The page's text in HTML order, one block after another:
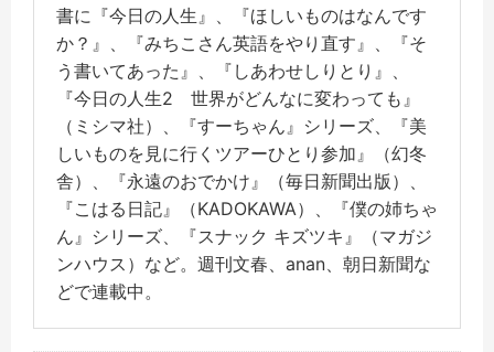
書に『今日の人生』、『ほしいものはなんです
か？』、『みちこさん英語をやり直す』、『そ
う書いてあった』、『しあわせしりとり』、
『今日の人生2 世界がどんなに変わっても』
（ミシマ社）、『すーちゃん』シリーズ、『美
しいものを見に行くツアーひとり参加』（幻冬
舎）、『永遠のおでかけ』（毎日新聞出版）、
『こはる日記』（KADOKAWA）、『僕の姉ちゃ
ん』シリーズ、『スナック キズツキ』（マガジ
ンハウス）など。週刊文春、anan、朝日新聞な
どで連載中。